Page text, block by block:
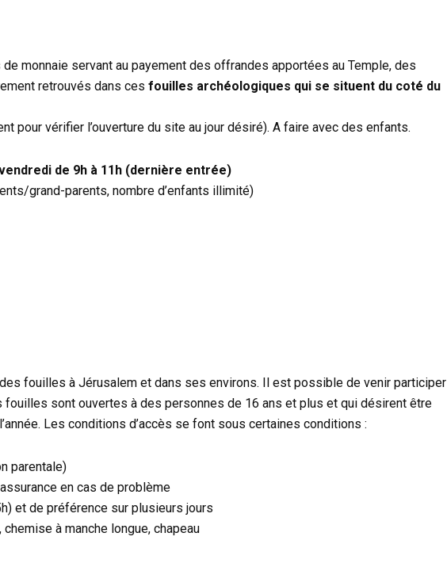
monnaie servant au payement des offrandes apportées au Temple, des
retrouvés dans ces fouilles archéologiques qui se situent du coté du
pour vérifier l’ouverture du site au jour désiré). A faire avec des enfants.
de 9h à 11h (dernière entrée)
grand-parents, nombre d’enfants illimité)
fouilles à Jérusalem et dans ses environs. Il est possible de venir participer
fouilles sont ouvertes à des personnes de 16 ans et plus et qui désirent être
Les conditions d’accès se font sous certaines conditions :
parentale)
en cas de problème
et de préférence sur plusieurs jours
à manche longue, chapeau